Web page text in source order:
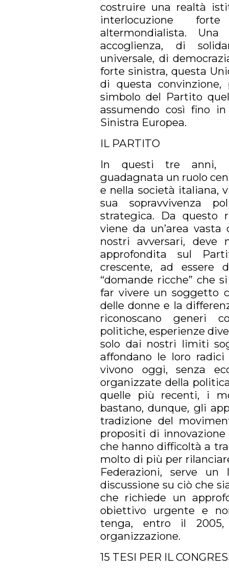
costruire una realtà
interlocuzione
altermondialista.
accoglienza, di
universale, di
forte sinistra, questa
di questa convinzione,
simbolo del Partito
assumendo così fino
Sinistra Europea.
IL PARTITO
In questi tre anni,
guadagnata un ruolo
e nella società italiana,
sua sopravvivenza
strategica. Da questo
viene da un’area
nostri avversari, deve
approfondita sul
crescente, ad essere
“domande ricche” che
far vivere un soggetto
delle donne e la
riconoscano generi
politiche, esperienze
solo dai nostri limiti
affondano le loro
vivono oggi, senza
organizzate della
quelle più recenti, i
bastano, dunque, gli
tradizione del
propositi di
che hanno difficoltà a
molto di più per
Federazioni, serve
discussione su ciò che
che richiede un
obiettivo urgente e
tenga, entro il 2005,
organizzazione.
15 TESI PER IL